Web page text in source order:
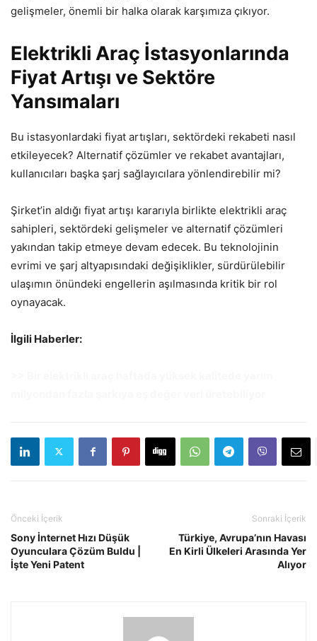
gelişmeler, önemli bir halka olarak karşımıza çıkıyor.
Elektrikli Araç İstasyonlarında
Fiyat Artışı ve Sektöre
Yansımaları
Bu istasyonlardaki fiyat artışları, sektördeki rekabeti nasıl
etkileyecek? Alternatif çözümler ve rekabet avantajları,
kullanıcıları başka şarj sağlayıcılara yönlendirebilir mi?
Şirket’in aldığı fiyat artışı kararıyla birlikte elektrikli araç
sahipleri, sektördeki gelişmeler ve alternatif çözümleri
yakından takip etmeye devam edecek. Bu teknolojinin
evrimi ve şarj altyapısındaki değişiklikler, sürdürülebilir
ulaşımın önündeki engellerin aşılmasında kritik bir rol
oynayacak.
İlgili Haberler:
Önceki İçerik
Sony İnternet Hızı Düşük
Oyunculara Çözüm Buldu |
İşte Yeni Patent
Sonraki İçerik
Türkiye, Avrupa’nın Havası
En Kirli Ülkeleri Arasında Yer
Alıyor